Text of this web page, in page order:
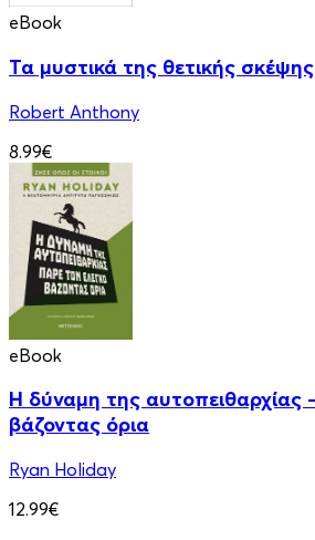
eBook
Τα μυστικά της θετικής σκέψης
Robert Anthony
8.99€
eBook
Η δύναμη της αυτοπειθαρχίας
βάζοντας όρια
Ryan Holiday
12.99€